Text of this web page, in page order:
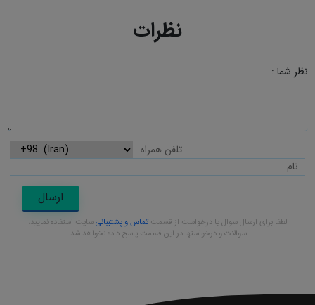
نظرات
نظر شما :
ارسال
لطفا برای ارسال سوال یا درخواست از قسمتتماس و پشتیبانیسایت استفاده نمایید،
سوالات و درخواستها در این قسمت پاسخ داده نخواهد شد.